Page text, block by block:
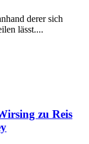
derer sich
lässt....
zu Reis